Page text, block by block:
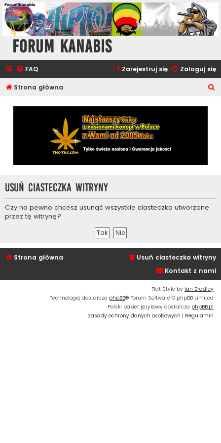
Forum Kanabis
FAQ Zaloguj się
Zarejestruj się
Strona główna
Usuń ciasteczka witryny
Czy na pewno chcesz usunąć wszystkie ciasteczka utworzone
przez tę witrynę?
Strona główna
Usuń ciasteczka witryny
Kontakt z nami
Flat Style by Ian Bradley
Technologię dostarcza phpBB® Forum Software © phpBB Limited
Polski pakiet językowy dostarcza phpBB.pl
Zasady ochrony danych osobowych | Regulamin